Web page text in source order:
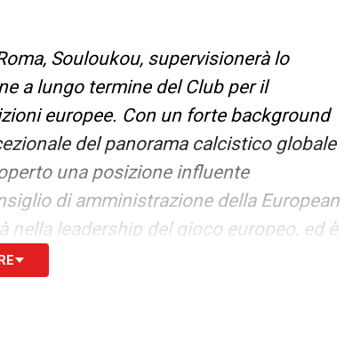
Roma, Souloukou, supervisionerà lo
a lungo termine del Club per il
europee. Con un forte background
del panorama calcistico globale
una posizione influente
di amministrazione della European
nella leadership del gioco europeo, ed è
dei club che ha servito durante la sua